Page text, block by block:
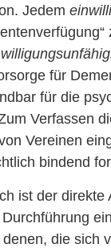
Jedem
für
für die
Verfassen
Vereinen
bindend
ist der direkte
die sich